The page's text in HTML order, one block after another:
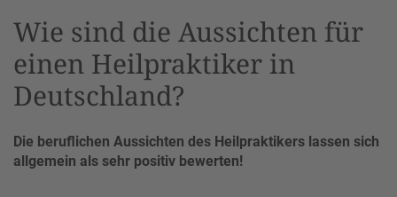
Wie sind die Aussichten für
einen Heilpraktiker in
Deutschland?
Die beruflichen Aussichten des Heilpraktikers lassen sich
allgemein als sehr positiv bewerten!